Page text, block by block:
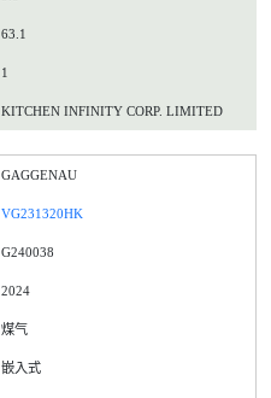
63.1
1
KITCHEN INFINITY CORP. LIMITED
GAGGENAU
VG231320HK
G240038
2024
煤气
嵌入式